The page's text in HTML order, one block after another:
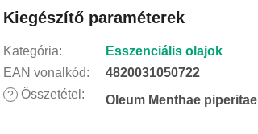
Kiegészítő paraméterek
Kategória:
Esszenciális olajok
EAN vonalkód: 4820031050722
? Összetétel : Oleum Menthae piperitae